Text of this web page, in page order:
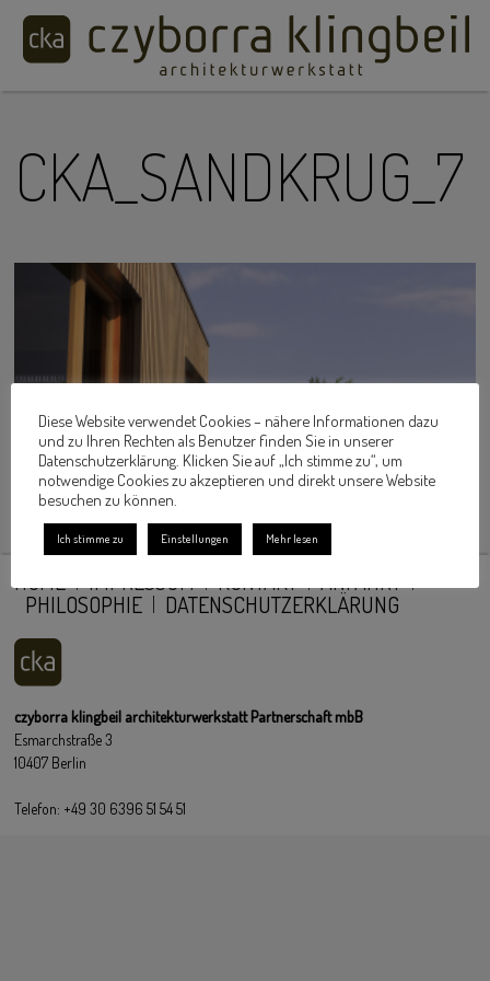
CKA_SANDKRUG_7
HOME IMPRESSUM KONTAKT
ANFAHRT
PHILOSOPHIE
DATENSCHUTZERKLÄRUNG
czyborra klingbeil architekturwerkstatt Partnerschaft mbB
Esmarchstraße 3
10407 Berlin
Telefon: +49 30 6396 51 54 51
Diese Website verwendet Cookies – nähere Informationen dazu
und zu Ihren Rechten als Benutzer finden Sie in unserer
Datenschutzerklärung. Klicken Sie auf „Ich stimme zu“, um
notwendige Cookies zu akzeptieren und direkt unsere Website
besuchen zu können.
Ich stimme zu Einstellungen Mehr lesen